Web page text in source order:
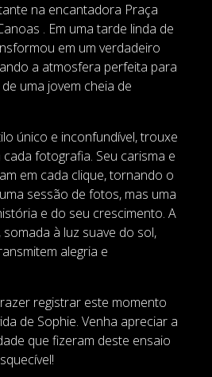
na encantadora Praça
. Em uma tarde linda de
em um verdadeiro
a atmosfera perfeita para
uma jovem cheia de
único e inconfundível, trouxe
fotografia. Seu carisma e
em cada clique, tornando o
sessão de fotos, mas uma
e do seu crescimento. A
à luz suave do sol,
alegria e
registrar este momento
de Sophie. Venha apreciar a
que fizeram deste ensaio